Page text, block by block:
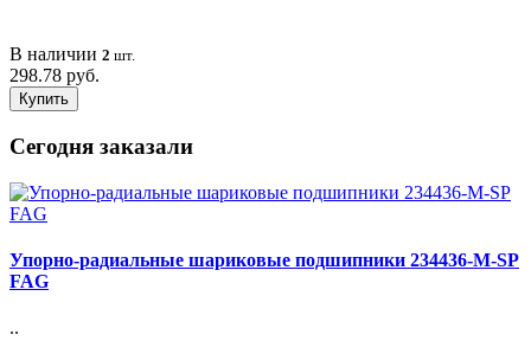
В наличии 2 шт.
298.78 руб.
Купить
Сегодня заказали
Упорно-радиальные шариковые подшипники 234436-M-SP
FAG
..